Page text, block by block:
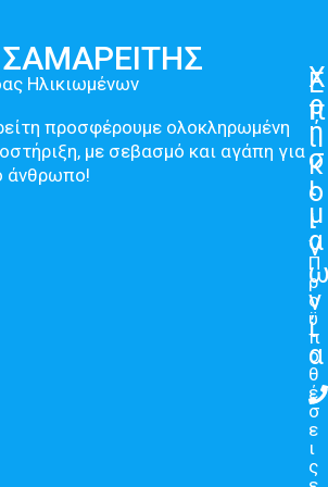
Ηλικιωμένων
προσφέρουμε ολοκληρωμένη
με σεβασμό και αγάπη για
άνθρωπο!
Χ
ρ
ή
σ
ι
μ
α
Π
ρ
ο
ϋ
π
ο
θ
έ
σ
ε
ι
ς
Ε
π
ι
κ
ο
ι
ν
ν
ί
α